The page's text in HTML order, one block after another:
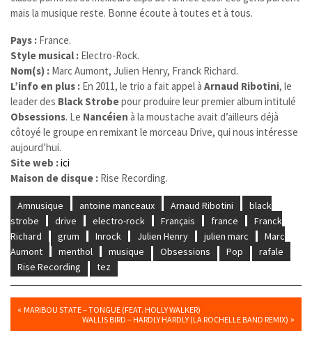
mais la musique reste. Bonne écoute à toutes et à tous.
Pays : France.
Style musical : Electro-Rock.
Nom(s) : Marc Aumont, Julien Henry, Franck Richard.
L’info en plus : En 2011, le trio a fait appel à Arnaud Ribotini, le
leader des Black Strobepour produire leur premier album intitulé
Obsessions. Le Nancéien à la moustache avait d’ailleurs déjà
côtoyé le groupe en remixant le morceau Drive, qui nous intéresse
aujourd’hui.
Site web :ici
Maison de disque : Rise Recording.
Amnusique antoine manceaux Arnaud Ribotini
black
strobe
drive electro-rock Français france
Franck
Richard
grum Inrock Julien Henry julien marc
Marc
Aumont
menthol musique Obsessions Pop
rafale
Rise Recording
tez
« MARIBOU STATE – TONGUE (FEAT. HOLLY WALKER)
WALLIS BIRD – HARDLY HARDLY (LA ROCHELLE BAND REMIX) »